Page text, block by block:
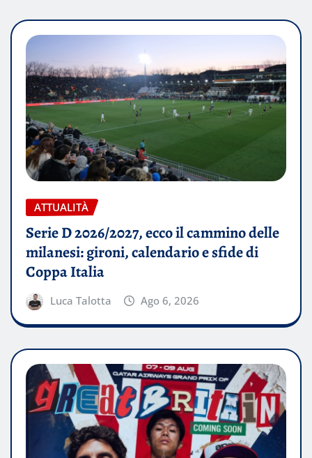
ATTUALITÀ
Serie D 2026/2027, ecco il cammino delle
milanesi: gironi, calendario e sfide di
Coppa Italia
Luca Talotta Ago 6, 2026